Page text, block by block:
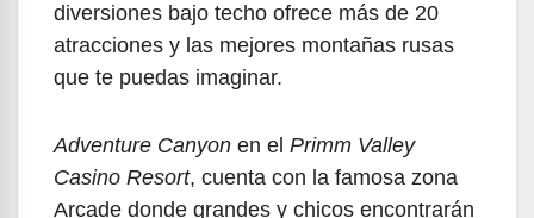
diversiones bajo techo ofrece más de 20
atracciones y las mejores montañas rusas
que te puedas imaginar.
Adventure Canyon en el Primm Valley
Casino Resort, cuenta con la famosa zona
Arcade donde grandes y chicos encontrarán